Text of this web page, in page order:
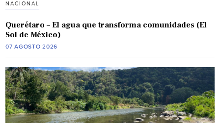
NACIONAL
Querétaro – El agua que transforma comunidades (El
Sol de México)
07 AGOSTO 2026